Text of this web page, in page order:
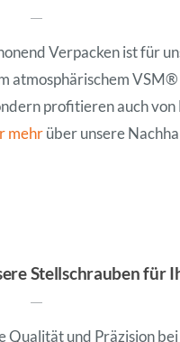
Verpacken ist für
atmosphärischem VSM®
profitieren auch von
mehrüber unsere
Stellschrauben für
Qualität und Präzision